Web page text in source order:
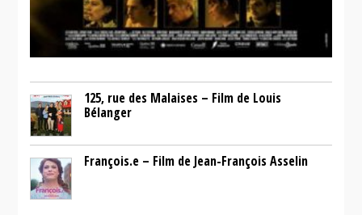
125, rue des Malaises – Film de Louis
Bélanger
François.e – Film de Jean-François Asselin